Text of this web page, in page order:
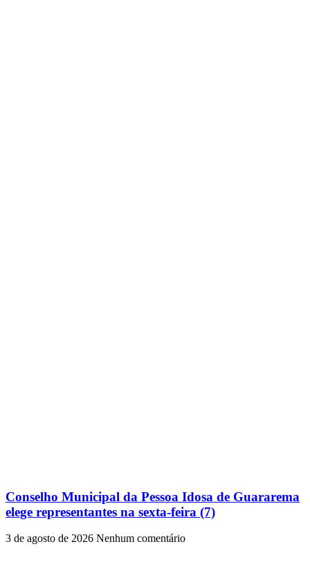
Conselho Municipal da Pessoa Idosa de Guararema
elege representantes na sexta-feira (7)
3 de agosto de 2026 Nenhum comentário